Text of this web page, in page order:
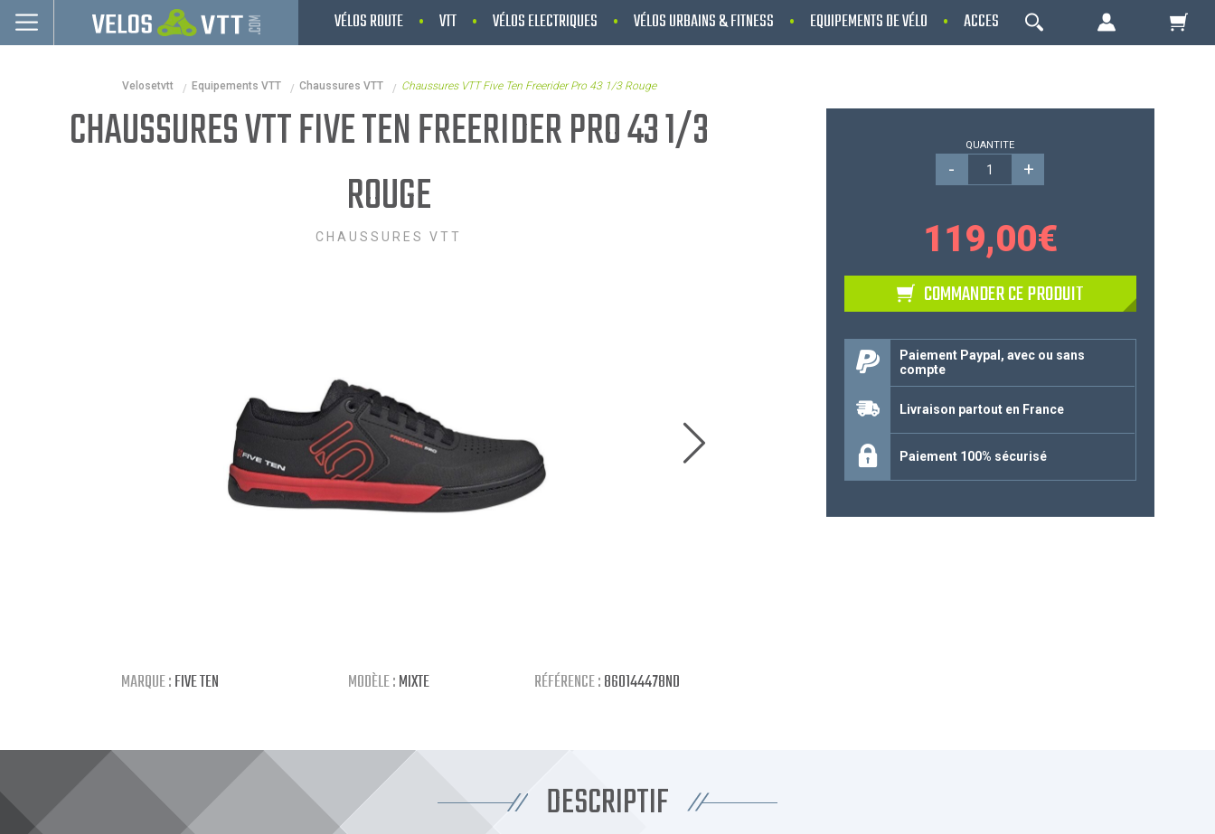
VÉLOS ROUTE VTT VÉLOS ELECTRIQUES VÉLOS URBAINS & FITNESS EQUIPEMENTS DE VÉLO ACCESSOIRES OCCASIONS -
OK
lui un but ! C'est un lieu temporaire où est
Continuer mes achats
Velosetvtt Equipements VTT Chaussures VTT Chaussures VTT Five Ten Freerider Pro 43 1/3 Rouge
CHAUSSURES VTT FIVE TEN FREERIDER PRO 43 1/3
ROUGE
CHAUSSURES VTT
MARQUE :FIVE TEN MODÈLE :MIXTE RÉFÉRENCE :860144478ND
QUANTITE
- +
119,00€
COMMANDER CE PRODUIT
Paiement Paypal, avec ou sans
compte
Livraison partout en France
Paiement 100% sécurisé
DESCRIPTIF